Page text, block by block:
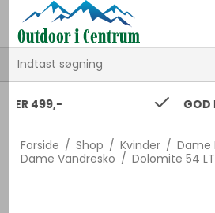
GOD
Forside / Shop / Kvinder / Dame
Dame Vandresko / Dolomite 54